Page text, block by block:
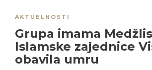
AKTUELNOSTI
Grupa imama
Islamske zajednice
obavila umru